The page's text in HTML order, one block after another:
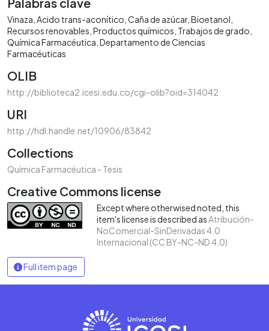
Vinaza Acido trans-aconítico Caña de azúcar Bioetanol
Recursos renovables Productos químicos Trabajos de grado
Química Farmacéutica Departamento de Ciencias
Farmacéuticas
OLIB
http://biblioteca2.icesi.edu.co/cgi-olib?oid=314042
URI
http://hdl.handle.net/10906/83842
Collections
Química Farmacéutica - Tesis
Creative Commons license
Except where otherwised noted, this
item's license is described asAtribución-
NoComercial-SinDerivadas 4.0
Internacional (CC BY-NC-ND 4.0)
Full item page